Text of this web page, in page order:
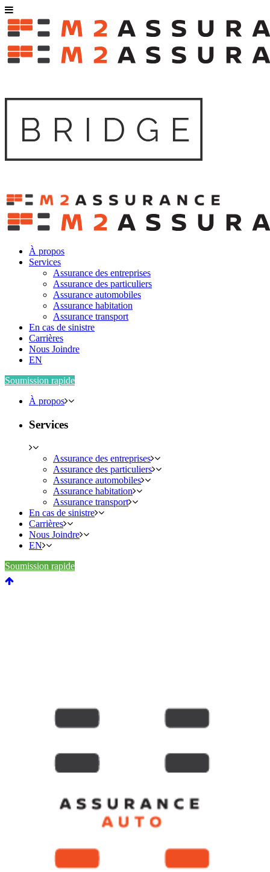
À propos
Services
Assurance des entreprises
Assurance des particuliers
Assurance automobiles
Assurance habitation
Assurance transport
En cas de sinistre
Carrières
Nous Joindre
EN
Soumission rapide
À propos
Services
Assurance des entreprises
Assurance des particuliers
Assurance automobiles
Assurance habitation
Assurance transport
En cas de sinistre
Carrières
Nous Joindre
EN
Soumission rapide